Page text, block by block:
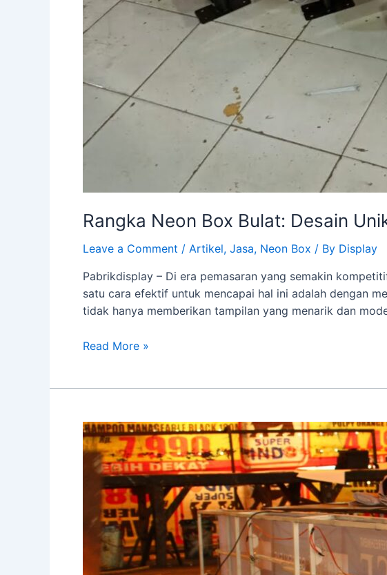
Rangka Neon Box Bulat: Desain
Leave a Comment / Artikel, Jasa, Neon Box / By Display
Pabrikdisplay – Di era pemasaran yang semakin
satu cara efektif untuk mencapai hal ini adalah dengan
tidak hanya memberikan tampilan yang menarik dan
Read More »
Rangka
Neon
Box:
Struktur
Kuat
untuk
Tanda
Usaha
yang